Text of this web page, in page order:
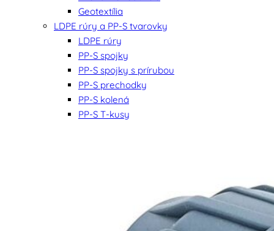
Geotextília
LDPE rúry a PP-S tvarovky
LDPE rúry
PP-S spojky
PP-S spojky s prírubou
PP-S prechodky
PP-S kolená
PP-S T-kusy